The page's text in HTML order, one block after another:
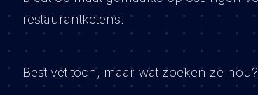
restaurantketens.
Best vet toch, maar wat zoeken ze nou?